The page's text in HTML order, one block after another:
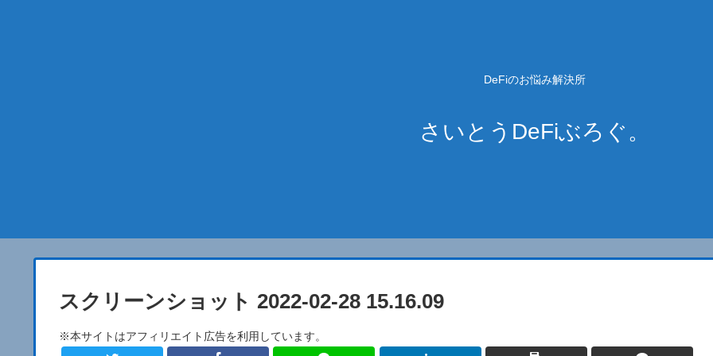
DeFiのお悩み解決所
さいとうDeFiぶろぐ。
スクリーンショット 2022-02-28 15.16.09
※本サイトはアフィリエイト広告を利用しています。